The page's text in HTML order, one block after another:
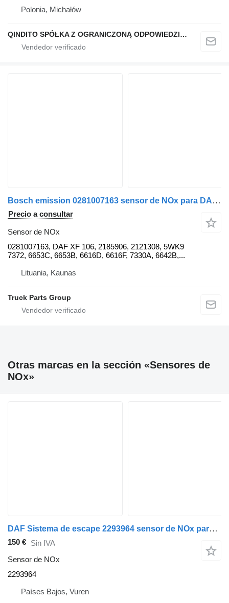
Polonia, Michałów
QINDITO SPÓŁKA Z OGRANICZONĄ ODPOWIEDZIALNOŚCIĄ
Bosch emission 0281007163 sensor de NOx para DAF XF, CF 106XF EURO6 cabeza tractora
Precio a consultar
Sensor de NOx
0281007163, DAF XF 106, 2185906, 2121308, 5WK9
7372, 6653C, 6653B, 6616D, 6616F, 7330A, 6642B,...
Lituania, Kaunas
Truck Parts Group
Otras marcas en la sección «Sensores de
NOx»
DAF Sistema de escape 2293964 sensor de NOx para camión
150 € Sin IVA
Sensor de NOx
2293964
Países Bajos, Vuren